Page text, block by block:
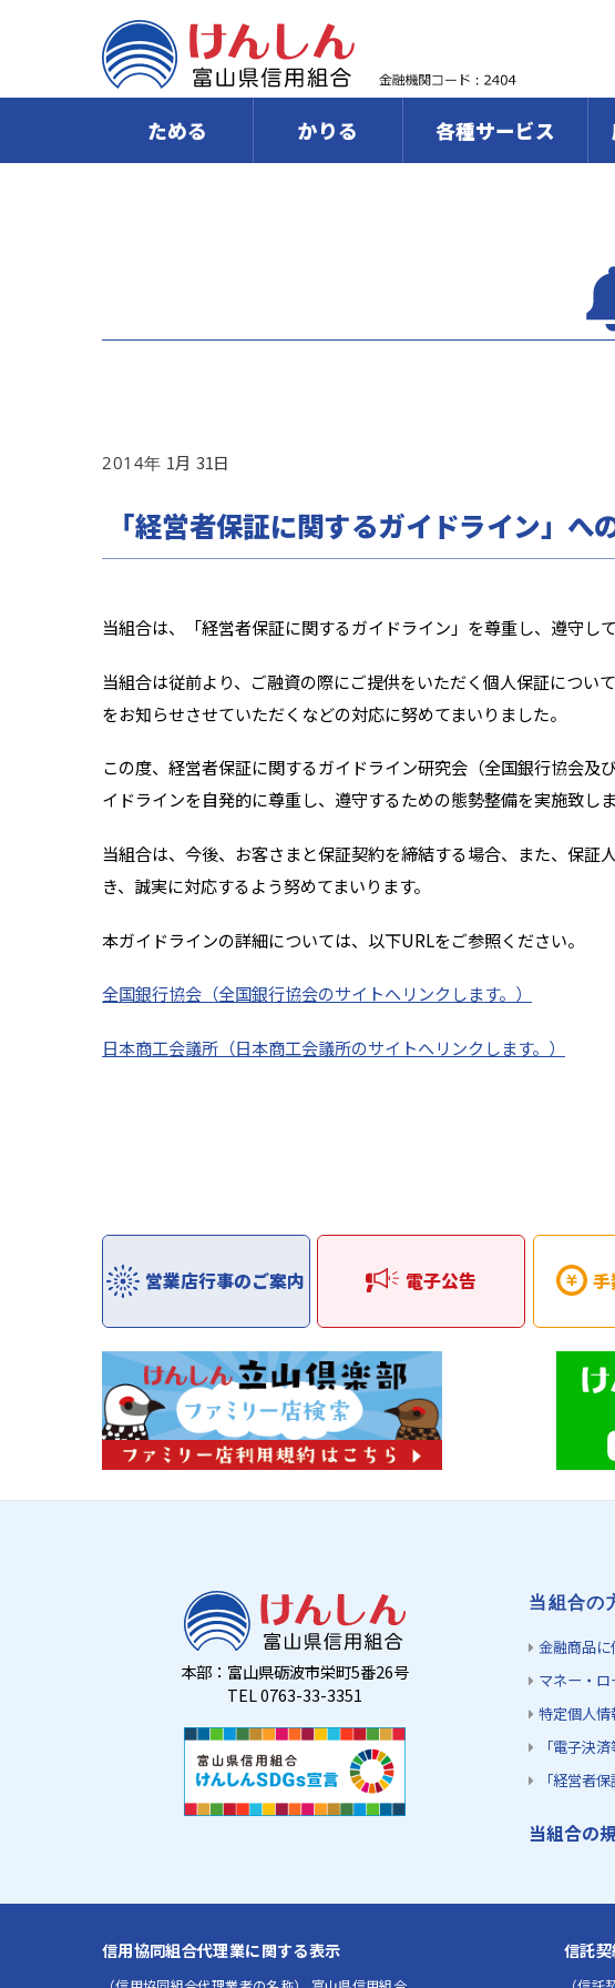
ためる かりる 各種サービス
2014 1 31
「経営者保証に関するガイドライン」へ
当組合は、「経営者保証に関するガイドライン」を尊重し、遵守して
当組合は従前より、ご融資の際にご提供をいただく個人保証につ
をお知らせさせていただくなどの対応に努めてまいりました。
この度、経営者保証に関するガイドライン研究会（全国銀行協会
イドラインを自発的に尊重し、遵守するための態勢整備を実施致しま
当組合は、今後、お客さまと保証契約を締結する場合、また、保
き、誠実に対応するよう努めてまいります。
本ガイドラインの詳細については、以下URLをご参照ください。
全国銀行協会（全国銀行協会のサイトへリンクします。）
日本商工会議所（日本商工会議所のサイトへリンクします。）
営業店行事のご案内 電子公告 手
本部：富山県砺波市栄町5番26号
TEL 0763-33-3351
当組合の
金融商品
マネー・
特定個人
「電子決
「経営者
当組合の
信用協同組合代理業に関する表示 信託